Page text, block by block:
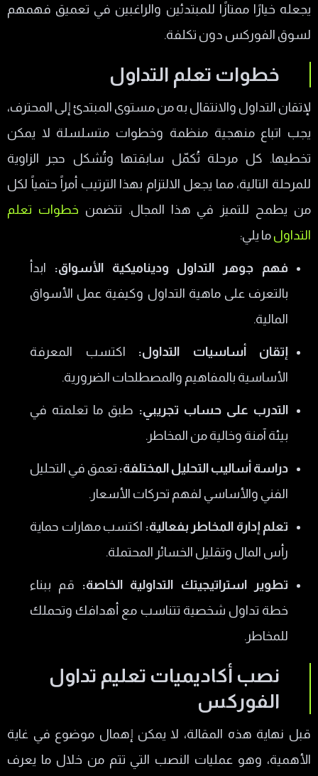
يجعله خيارًا ممتازًا للمبتدئين والراغبين في تعميق فهمهم
لسوق الفوركس دون تكلفة.
خطوات تعلم التداول
لإتقان التداول والانتقال به من مستوى المبتدئ إلى المحترف،
يجب اتباع منهجية منظمة وخطوات متسلسلة لا يمكن
تخطيها. كل مرحلة تُكمّل سابقتها وتُشكل حجر الزاوية
للمرحلة التالية، مما يجعل الالتزام بهذا الترتيب أمراً حتمياً لكل
من يطمح للتميز في هذا المجال. تتضمن خطوات تعلم
التداول ما يلي:
فهم جوهر التداول وديناميكية الأسواق: ابدأ
بالتعرف على ماهية التداول وكيفية عمل الأسواق
المالية.
إتقان أساسيات التداول: اكتسب المعرفة
الأساسية بالمفاهيم والمصطلحات الضرورية.
التدرب على حساب تجريبي: طبق ما تعلمته في
بيئة آمنة وخالية من المخاطر.
دراسة أساليب التحليل المختلفة: تعمق في التحليل
الفني والأساسي لفهم تحركات الأسعار.
تعلم إدارة المخاطر بفعالية: اكتسب مهارات حماية
رأس المال وتقليل الخسائر المحتملة.
تطوير استراتيجيتك التداولية الخاصة: قم ببناء
خطة تداول شخصية تتناسب مع أهدافك وتحملك
للمخاطر.
نصب أكاديميات تعليم تداول
الفوركس
قبل نهاية هذه المقالة، لا يمكن إهمال موضوع في غاية
الأهمية، وهو عمليات النصب التي تتم من خلال ما يعرف